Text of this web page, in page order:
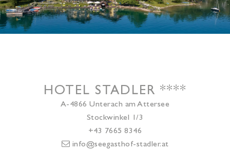
HOTEL STADLER ****
A-4866 Unterach am Attersee
Stockwinkel 1/3
+43 7665 8346
info@seegasthof-stadler.at